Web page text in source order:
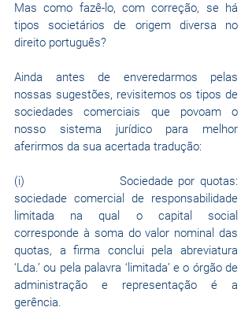
Mas como fazê-lo, com correção, se há
tipos societários de origem diversa no
direito português?
Ainda antes de enveredarmos pelas
nossas sugestões, revisitemos os tipos de
sociedades comerciais que povoam o
nosso sistema jurídico para melhor
aferirmos da sua acertada tradução:
(i)                  Sociedade por quotas:
sociedade comercial de responsabilidade
limitada na qual o capital social
corresponde à soma do valor nominal das
quotas, a firma conclui pela abreviatura
‘Lda.’ ou pela palavra ‘limitada’ e o órgão de
administração e representação é a
gerência.